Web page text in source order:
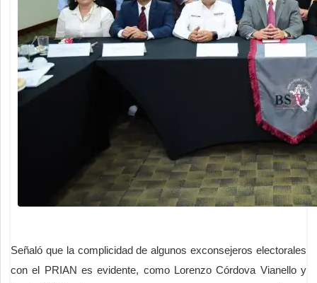
Señaló que la complicidad de algunos exconsejeros electorales
con el PRIAN es evidente, como Lorenzo Córdova Vianello y